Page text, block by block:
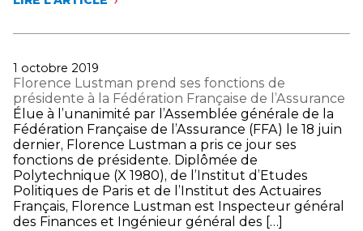
LE
CLIMATIQUE
REMISE
«
DU
MEILLEUR
MÉMOIRE
»
2019
DE
L’UNIVERSITÉ
DE
L’ASSURANCE
Publié
le
1 octobre 2019
Florence Lustman prend ses fonctions de
présidente à la Fédération Française de l’Assurance
Élue à l’unanimité par l’Assemblée générale de la
Fédération Française de l’Assurance (FFA) le 18 juin
dernier, Florence Lustman a pris ce jour ses
fonctions de présidente. Diplômée de
Polytechnique (X 1980), de l’Institut d’Etudes
Politiques de Paris et de l’Institut des Actuaires
Français, Florence Lustman est Inspecteur général
des Finances et Ingénieur général des […]